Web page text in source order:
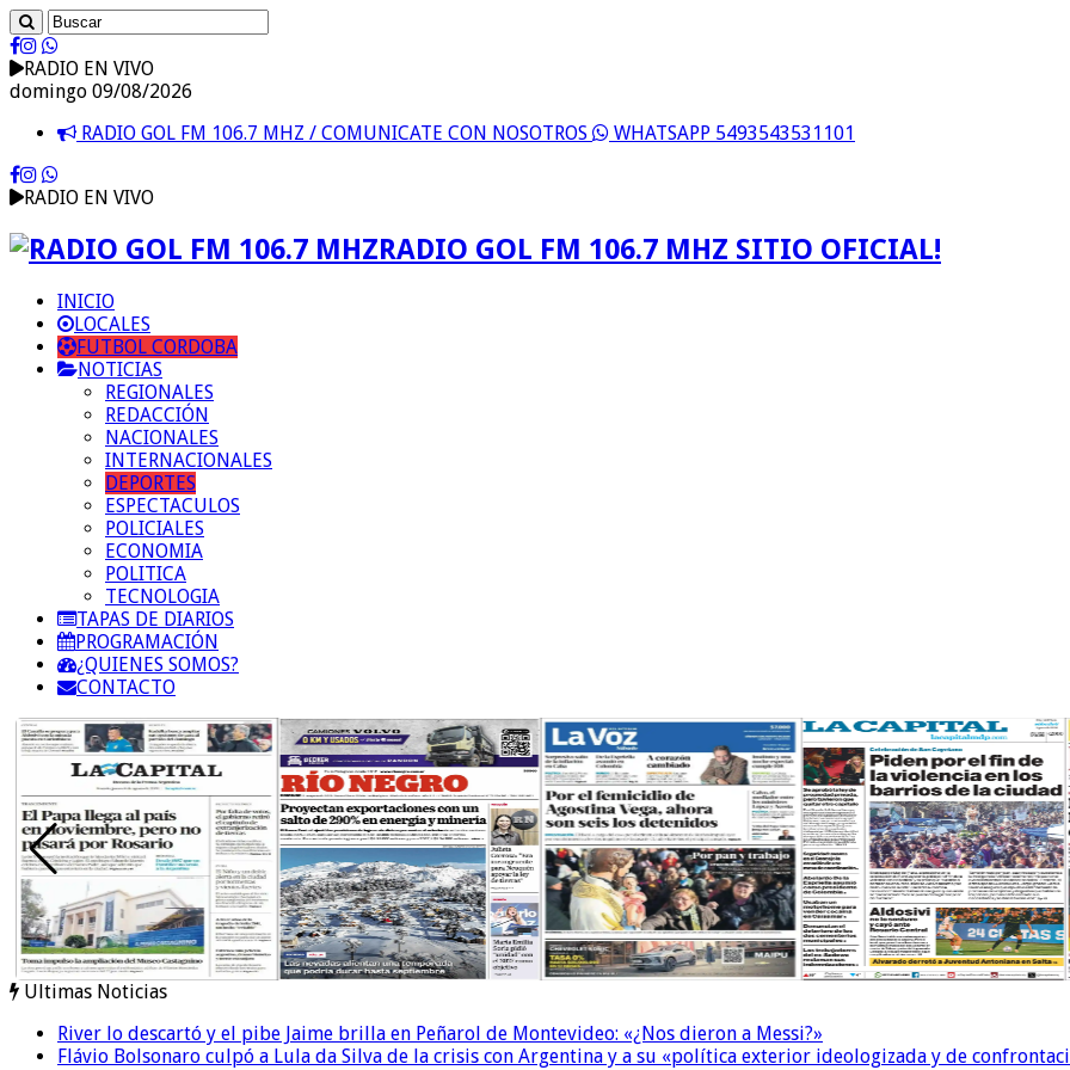
RADIO EN VIVO
domingo 09/08/2026
RADIO GOL FM 106.7 MHZ / COMUNICATE CON NOSOTROS
WHATSAPP 5493543531101
RADIO EN VIVO
RADIO GOL FM 106.7 MHZ SITIO OFICIAL!
INICIO
LOCALES
FUTBOL CORDOBA
NOTICIAS
REGIONALES
REDACCIÓN
NACIONALES
INTERNACIONALES
DEPORTES
ESPECTACULOS
POLICIALES
ECONOMIA
POLITICA
TECNOLOGIA
TAPAS DE DIARIOS
PROGRAMACIÓN
¿QUIENES SOMOS?
CONTACTO
Ultimas Noticias
River lo descartó y el pibe Jaime brilla en Peñarol de Montevideo: «¿Nos dieron a Messi?»
Flávio Bolsonaro culpó a Lula da Silva de la crisis con Argentina y a su «política exterior ideologizada y de